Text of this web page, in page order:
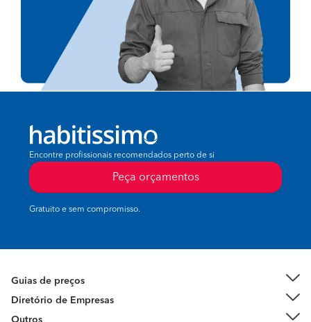
Encontre profissionais recomendados perto de si
Peça orçamentos
Gratuito e sem compromisso.
Guias de preços
Diretório de Empresas